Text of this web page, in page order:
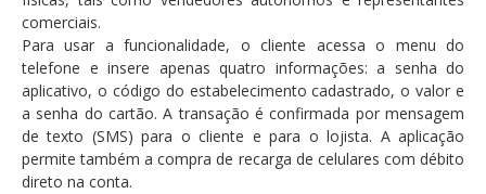
comerciais.
Para usar a funcionalidade, o cliente acessa o menu do
telefone e insere apenas quatro informações: a senha do
aplicativo, o código do estabelecimento cadastrado, o valor e
a senha do cartão. A transação é confirmada por mensagem
de texto (SMS) para o cliente e para o lojista. A aplicação
permite também a compra de recarga de celulares com débito
direto na conta.